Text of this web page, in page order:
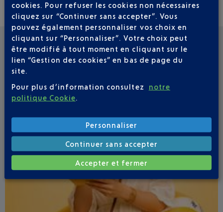
Je souhaite toujours autoriser ce type de contenu sur le site
VOIR LES AUTRES ACTUALITÉS
cookies. Pour refuser les cookies non nécessaires
cliquez sur “Continuer sans accepter”. Vous
pouvez également personnaliser vos choix en
cliquant sur “Personnaliser”. Votre choix peut
être modifié à tout moment en cliquant sur le
lien “Gestion des cookies” en bas de page du
site.
Pour plus d’information consultez
notre
politique Cookie.
Personnaliser
Continuer sans accepter
Accepter et fermer